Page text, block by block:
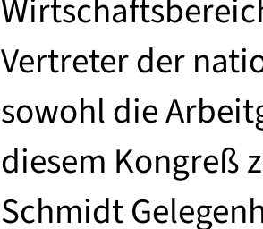
Vertreter der
sowohl die
diesem Kongreß
Schmidt